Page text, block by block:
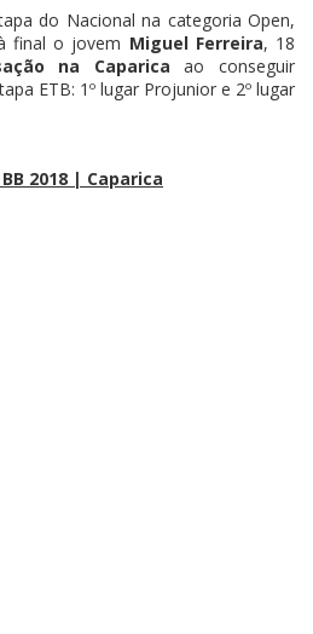
do Nacional na categoria Open,
final o jovem Miguel Ferreira, 18
na Caparica ao conseguir
ETB: 1º lugar Projunior e 2º lugar
2018 | Caparica